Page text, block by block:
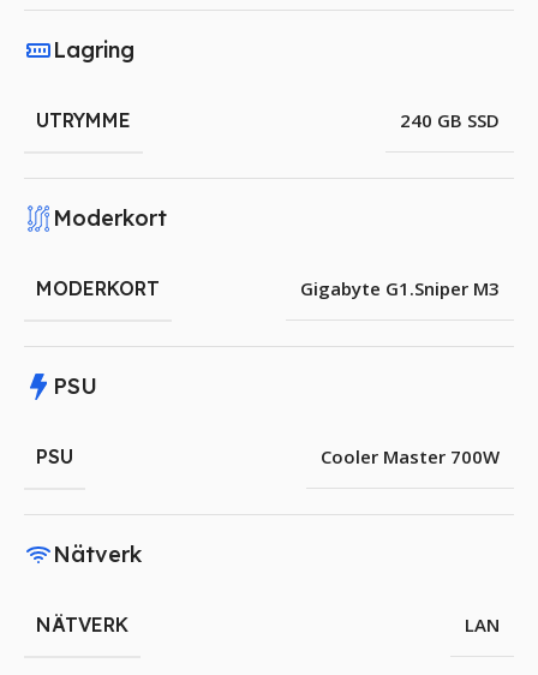
Lagring
UTRYMME 240 GB SSD
Moderkort
MODERKORT Gigabyte G1.Sniper M3
PSU
PSU Cooler Master 700W
Nätverk
NÄTVERK LAN